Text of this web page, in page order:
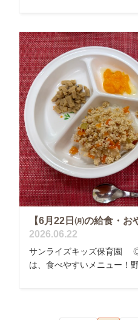
【6月22日㈪の給食・お
2026.06.22
サンライズキッズ保育園
は、食べやすいメニュー！